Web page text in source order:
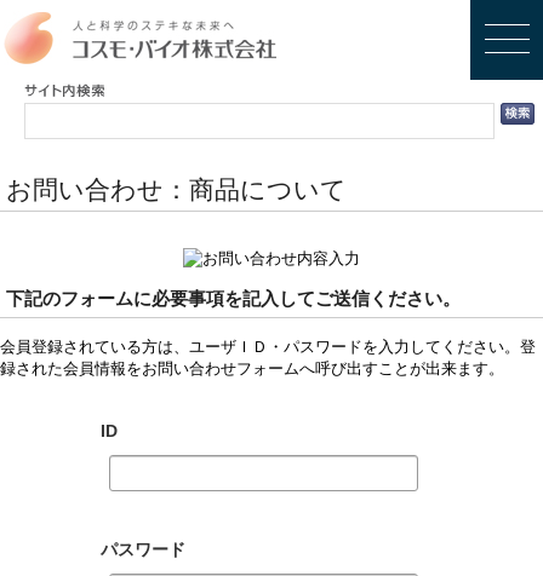
お問い合わせ：商品について
下記のフォームに必要事項を記入してご送信ください。
会員登録されている方は、ユーザＩＤ・パスワードを入力してください。登
録された会員情報をお問い合わせフォームへ呼び出すことが出来ます。
ID
パスワード